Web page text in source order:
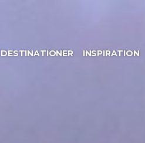
DESTINATIONER INSPIRATION